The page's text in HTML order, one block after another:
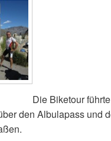
Die Biketour
den Albulapass und